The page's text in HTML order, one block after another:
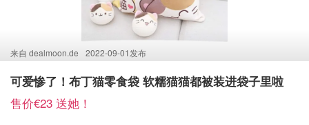
来自 dealmoon.de 2022-09-01发布
可爱惨了！布丁猫零食袋 软糯猫猫都被装进袋子里啦
售价€23 送她！